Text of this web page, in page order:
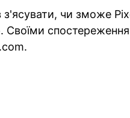
чи зможе